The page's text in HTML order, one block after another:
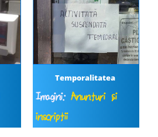
Temporalitatea
Imagini:Anunțuri și
inscripții